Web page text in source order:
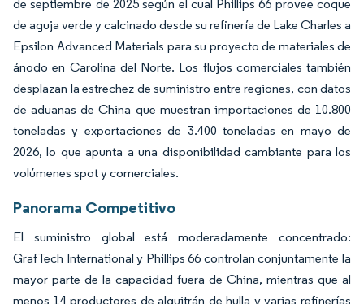
de septiembre de 2025 según el cual Phillips 66 provee coque
de aguja verde y calcinado desde su refinería de Lake Charles a
Epsilon Advanced Materials para su proyecto de materiales de
ánodo en Carolina del Norte. Los flujos comerciales también
desplazan la estrechez de suministro entre regiones, con datos
de aduanas de China que muestran importaciones de 10.800
toneladas y exportaciones de 3.400 toneladas en mayo de
2026, lo que apunta a una disponibilidad cambiante para los
volúmenes spot y comerciales.
Panorama Competitivo
El suministro global está moderadamente concentrado:
GrafTech International y Phillips 66 controlan conjuntamente la
mayor parte de la capacidad fuera de China, mientras que al
menos 14 productores de alquitrán de hulla y varias refinerías